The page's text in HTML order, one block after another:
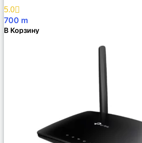
Избранное
5.0
700 m
В Корзину